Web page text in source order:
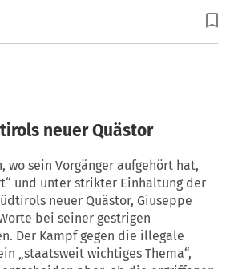
neuer Quästor
wo sein Vorgänger aufgehört hat,
und unter strikter Einhaltung der
neuer Quästor, Giuseppe
bei seiner gestrigen
Der Kampf gegen die illegale
„staatsweit wichtiges Thema“,